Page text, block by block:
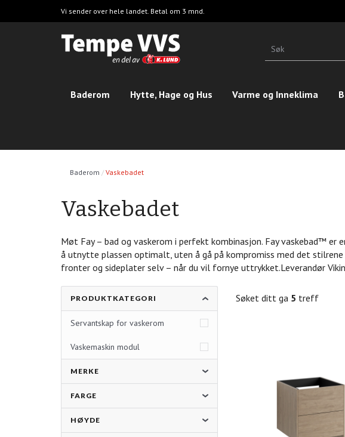
til
Vi sender over hele landet. Betal om 3 mnd.
Baderom Hytte, Hage og Hus Varme og Inneklima
Baderom Vaskebadet
Vaskebadet
Møt Fay – bad og vaskerom i perfekt kombinasjon. Fay vaskebad™
å utnytte plassen optimalt, uten å gå på kompromiss med det
fronter og sideplater selv – når du vil fornye uttrykket.Leverandør
PRODUKTKATEGORI
Servantskap for vaskerom
Vaskemaskin modul
MERKE
FARGE
HØYDE
Søket ditt ga 5 treff